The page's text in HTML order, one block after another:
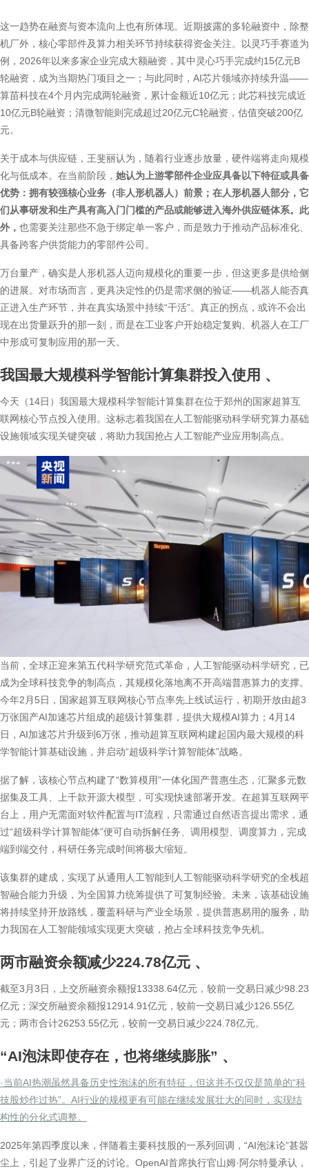
这一趋势在融资与资本流向上也有所体现。近期披露的多轮融资中，除整
机厂外，核心零部件及算力相关环节持续获得资金关注。以灵巧手赛道为
例，2026年以来多家企业完成大额融资，其中灵心巧手完成约15亿元B
轮融资，成为当期热门项目之一；与此同时，AI芯片领域亦持续升温——
算苗科技在4个月内完成两轮融资，累计金额近10亿元；此芯科技完成近
10亿元B轮融资；清微智能则完成超过20亿元C轮融资，估值突破200亿
元。
关于成本与供应链，王斐丽认为，随着行业逐步放量，硬件端将走向规模
化与低成本。在当前阶段， 她认为上游零部件企业应具备以下特征或具备
优势：拥有较强核心业务（非人形机器人）前景；在人形机器人部分，它
们从事研发和生产具有高入门门槛的产品或能够进入海外供应链体系。此
外， 也需要关注那些不急于绑定单一客户，而是致力于推动产品标准化、
具备跨客户供货能力的零部件公司。
万台量产，确实是人形机器人迈向规模化的重要一步，但这更多是供给侧
的进展。对市场而言，更具决定性的仍是需求侧的验证——机器人能否真
正进入生产环节，并在真实场景中持续“干活”。真正的拐点，或许不会出
现在出货量跃升的那一刻，而是在工业客户开始稳定复购、机器人在工厂
中形成可复制应用的那一天。
我国最大规模科学智能计算集群投入使用 、
今天（14日）我国最大规模科学智能计算集群在位于郑州的国家超算互
联网核心节点投入使用。这标志着我国在人工智能驱动科学研究算力基础
设施领域实现关键突破，将助力我国抢占人工智能产业应用制高点。
当前，全球正迎来第五代科学研究范式革命，人工智能驱动科学研究，已
成为全球科技竞争的制高点，其规模化落地离不开高端普惠算力的支撑。
今年2月5日，国家超算互联网核心节点率先上线试运行，初期开放由超3
万张国产AI加速芯片组成的超级计算集群，提供大规模AI算力；4月14
日，AI加速芯片升级到6万张，推动超算互联网构建起国内最大规模的科
学智能计算基础设施，并启动“超级科学计算智能体”战略。
据了解，该核心节点构建了“数算模用”一体化国产普惠生态，汇聚多元数
据集及工具、上千款开源大模型，可实现快速部署开发。在超算互联网平
台上，用户无需面对软件配置与IT流程，只需通过自然语言提出需求，通
过“超级科学计算智能体”便可自动拆解任务、调用模型、调度算力，完成
端到端交付，科研任务完成时间将极大缩短。
该集群的建成，实现了从通用人工智能到人工智能驱动科学研究的全栈超
智融合能力升级，为全国算力统筹提供了可复制经验。未来，该基础设施
将持续坚持开放路线，覆盖科研与产业全场景，提供普惠易用的服务，助
力我国在人工智能领域实现更大突破，抢占全球科技竞争先机。
两市融资余额减少224.78亿元 、
截至3月3日，上交所融资余额报13338.64亿元，较前一交易日减少98.23
亿元；深交所融资余额报12914.91亿元，较前一交易日减少126.55亿
元；两市合计26253.55亿元，较前一交易日减少224.78亿元。
“AI泡沫即使存在，也将继续膨胀” 、
·当前AI热潮虽然具备历史性泡沫的所有特征，但这并不仅仅是简单的“科
技股炒作过热”。AI行业的规模更有可能在继续发展壮大的同时，实现结
构性的分化式调整。
2025年第四季度以来，伴随着主要科技股的一系列回调，“AI泡沫论”甚嚣
尘上，引起了业界广泛的讨论。OpenAI首席执行官山姆·阿尔特曼承认，